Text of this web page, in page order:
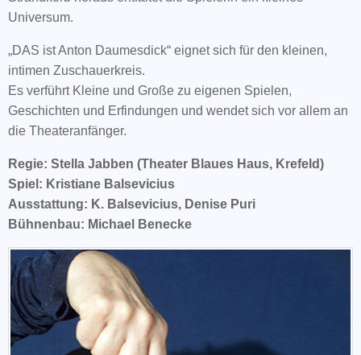
Universum.
„DAS ist Anton Daumesdick“ eignet sich für den kleinen,
intimen Zuschauerkreis.
Es verführt Kleine und Große zu eigenen Spielen,
Geschichten und Erfindungen und wendet sich vor allem an
die Theateranfänger.
Regie: Stella Jabben (Theater Blaues Haus, Krefeld)
Spiel: Kristiane Balsevicius
Ausstattung: K. Balsevicius, Denise Puri
Bühnenbau: Michael Benecke